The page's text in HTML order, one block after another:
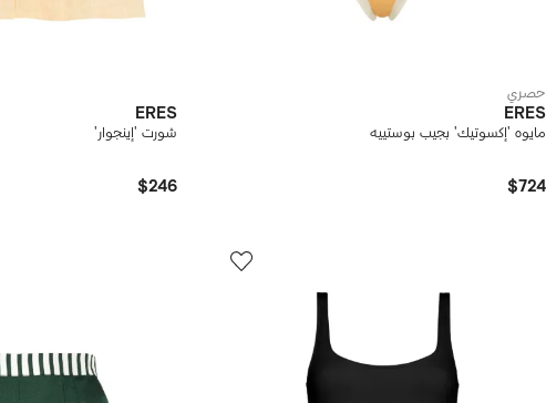
حصري
ERES
مايوه 'إكسوتيك' بجيب بوستييه
$724
ERES
شورت 'إينجوار'
$246